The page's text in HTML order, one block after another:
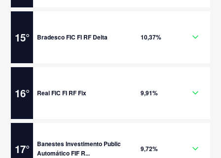
15° Bradesco FIC FI RF Delta 10,37%
16° Real FIC FI RF Fix 9,91%
17°
Banestes Investimento Public
Automático FIF R...
9,72%